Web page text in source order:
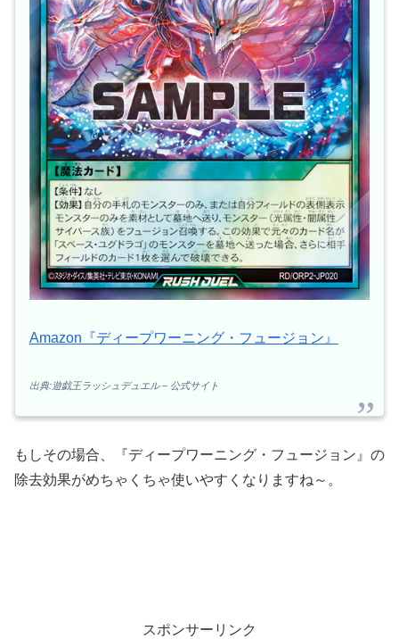
Amazon『ディープワーニング・フュージョン』
出典:遊戯王ラッシュデュエル – 公式サイト
もしその場合、『ディープワーニング・フュージョン』の
除去効果がめちゃくちゃ使いやすくなりますね～。
スポンサーリンク